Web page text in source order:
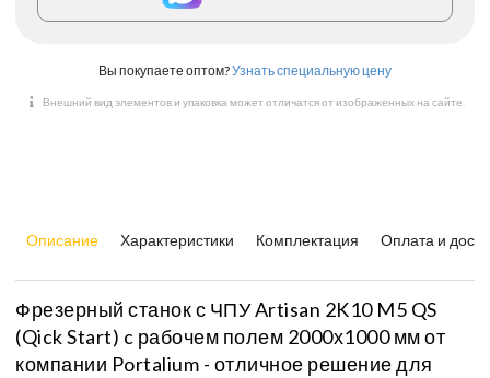
Вы покупаете оптом?Узнать специальную цену
Внешний вид элементов и упаковка может отличатся от изображенных на сайте.
Описание Характеристики Комплектация Оплата и
Фрезерный станок с ЧПУ Artisan 2K10 M5 QS
(Qick Start) c рабочем полем 2000х1000 мм от
компании Portalium - отличное решение для